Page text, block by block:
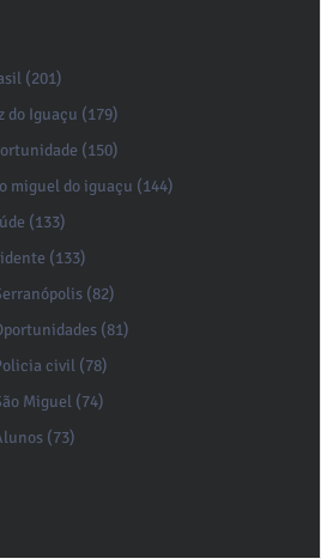
(201)
do Iguaçu (179)
(150)
miguel do iguaçu (144)
(133)
(133)
(82)
(81)
civil (78)
Miguel (74)
(73)